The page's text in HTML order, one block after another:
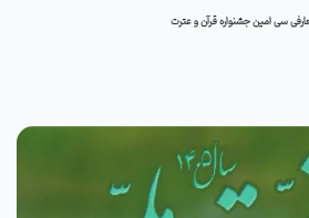
سی امین جشنواره قرآن و عترت